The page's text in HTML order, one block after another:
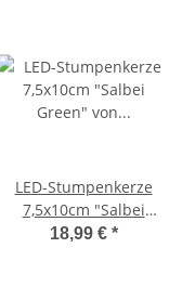
LED-Stumpenkerze
7,5x10cm "Salbei
Green" von DELUXE
18,99 € *